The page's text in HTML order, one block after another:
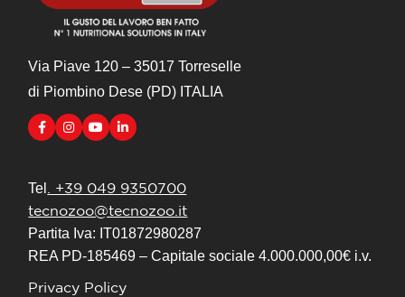
Via Piave 120 – 35017 Torreselle
di Piombino Dese (PD) ITALIA
Tel
. +39 049 9350700
tecnozoo@tecnozoo.it
Partita Iva: IT01872980287
REA PD-185469 – Capitale sociale 4.000.000,00€ i.v.
Privacy Policy